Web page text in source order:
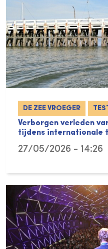
DE ZEE VROEGER
Verborgen verleden
tijdens internationale
27/05/2026 - 14:26